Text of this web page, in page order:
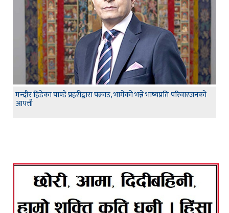
मन्दीर हिडेका पाण्डे प्रहरीद्वारा पक्राउ, भागेको भन्ने भाष्यप्रति परिवारजनको
आपत्ती